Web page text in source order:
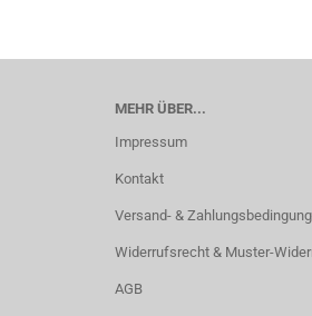
MEHR ÜBER...
Impressum
Kontakt
Versand- &
Widerrufsrecht & Muster-
AGB